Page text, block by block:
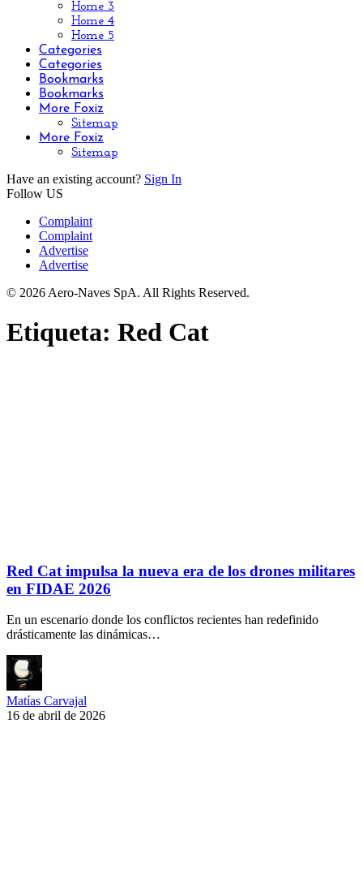
Home 3
Home 4
Home 5
Categories
Categories
Bookmarks
Bookmarks
More Foxiz
Sitemap
More Foxiz
Sitemap
Have an existing account? Sign In
Follow US
Complaint
Complaint
Advertise
Advertise
© 2026 Aero-Naves SpA. All Rights Reserved.
Etiqueta: Red Cat
Red Cat impulsa la nueva era de los drones militares
en FIDAE 2026
En un escenario donde los conflictos recientes han redefinido
drásticamente las dinámicas…
Matías Carvajal
16 de abril de 2026